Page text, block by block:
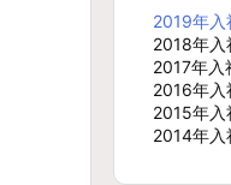
2019年入
2018年入
2017年入
2016年入
2015年入
2014年入